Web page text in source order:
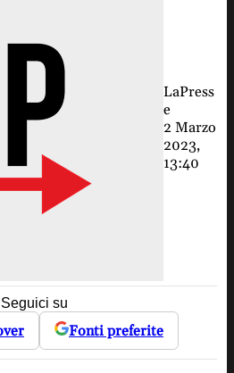
LaPress
e
2 Marzo
2023,
13:40
Seguici su
Fonti preferite